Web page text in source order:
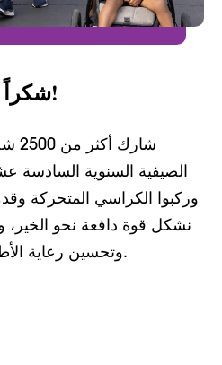
شكراً لكم على المشاركة!
الصيفية السنوية السادسة
وركبوا الكراسي المتحركة
نشكل قوة دافعة نحو
وتحسين رعاية الأطفال في منطقتنا وخارجها.